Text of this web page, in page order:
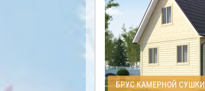
БРУС КАМЕРНОЙ СУШКИ